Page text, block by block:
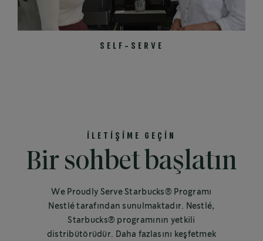
SELF-SERVE
İLETİŞİME GEÇİN
Bir sohbet başlatın
We Proudly Serve Starbucks® Programı
Nestlé tarafından sunulmaktadır. Nestlé,
Starbucks® programının yetkili
distribütörüdür. Daha fazlasını keşfetmek